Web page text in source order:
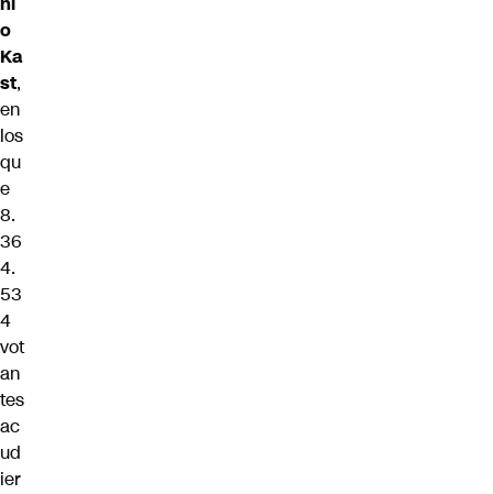
o
Ka
st,
en
los
qu
e
8.
36
4.
53
4
vot
an
tes
ac
ud
ier